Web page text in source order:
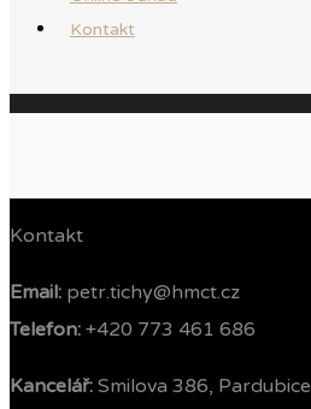
Kontakt
Kontakt
Email: petr.tichy@hmct.cz
Telefon: ‭ +420 773 461 686‬
Kancelář: Smilova 386, Pardubice